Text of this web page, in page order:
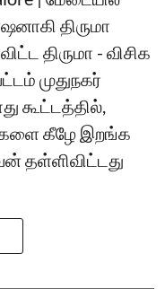
திருமா
திருமா - விசிக
முதுநகர்
கூட்டத்தில்,
கீழே இறங்க
தள்ளிவிட்டது